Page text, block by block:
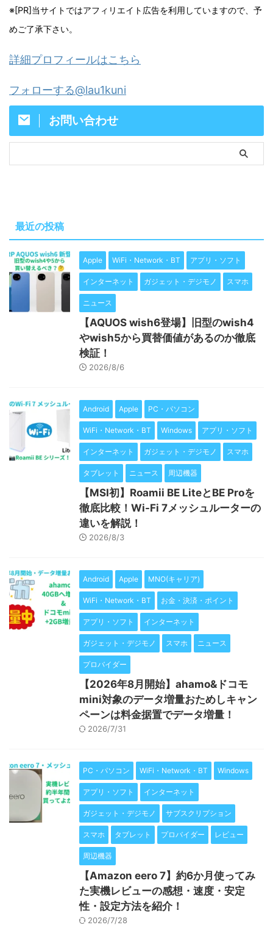
※[PR]当サイトではアフィリエイト広告を利用していますので、予
めご了承下さい。
詳細プロフィールはこちら
フォローする@lau1kuni
お問い合わせ
最近の投稿
Apple WiFi・Network・BT アプリ・ソフト
インターネット ガジェット・デジモノ スマホ
ニュース
【AQUOS wish6登場】旧型のwish4
やwish5から買替価値があるのか徹底
検証！
2026/8/6
Android Apple PC・パソコン
WiFi・Network・BT Windows アプリ・ソフト
インターネット ガジェット・デジモノ スマホ
タブレット ニュース 周辺機器
【MSI初】Roamii BE LiteとBE Proを
徹底比較！Wi-Fi 7メッシュルーターの
違いを解説！
2026/8/3
Android Apple MNO(キャリア)
WiFi・Network・BT お金・決済・ポイント
アプリ・ソフト インターネット
ガジェット・デジモノ スマホ ニュース
プロバイダー
【2026年8月開始】ahamo&ドコモ
mini対象のデータ増量おためしキャン
ペーンは料金据置でデータ増量！
2026/7/31
PC・パソコン WiFi・Network・BT Windows
アプリ・ソフト インターネット
ガジェット・デジモノ サブスクリプション
スマホ タブレット プロバイダー レビュー
周辺機器
【Amazon eero 7】約6か月使ってみ
た実機レビューの感想・速度・安定
性・設定方法を紹介！
2026/7/28